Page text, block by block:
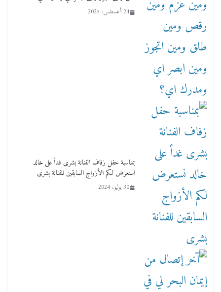
24 أغسطس، 2025
بمناسبة حفل زفاف الفنانة بشرى غداً على خالد
نستعرض لكم الأزواج السابقين للفنانة بشرى
30 يوليو، 2024